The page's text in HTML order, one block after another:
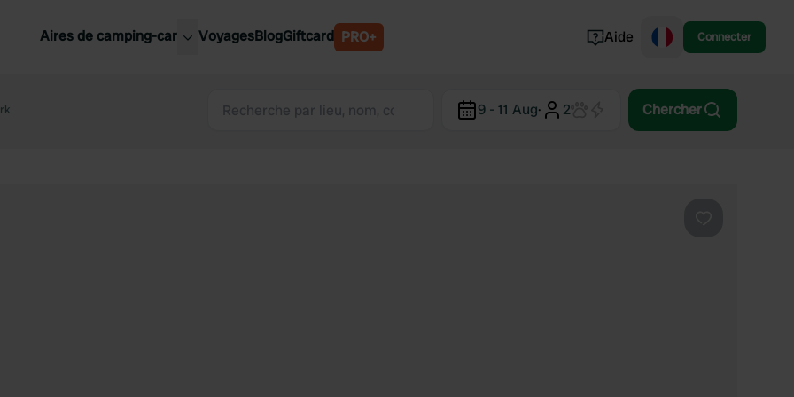
Aires de camping-car
Slovénie
VoyagesBlogGiftcard PRO+ Aide Connecter
9 - 11 Aug· 2 Chercher